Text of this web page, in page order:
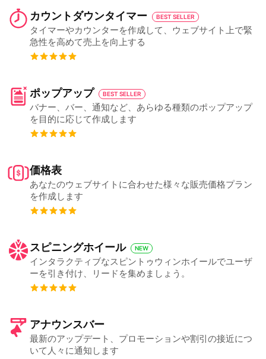
カウントダウンタイマー BEST SELLER
タイマーやカウンターを作成して、ウェブサイト上で緊
急性を高めて売上を向上する
ポップアップ BEST SELLER
バナー、バー、通知など、あらゆる種類のポップアップ
を目的に応じて作成します
価格表
あなたのウェブサイトに合わせた様々な販売価格プラン
を作成します
スピニングホイール NEW
インタラクティブなスピントゥウィンホイールでユーザ
ーを引き付け、リードを集めましょう。
アナウンスバー
最新のアップデート、プロモーションや割引の接近につ
いて人々に通知します